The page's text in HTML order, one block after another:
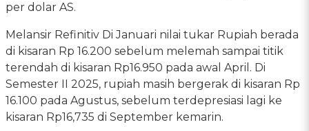
per dolar AS.
Melansir Refinitiv Di Januari nilai tukar Rupiah berada
di kisaran Rp 16.200 sebelum melemah sampai titik
terendah di kisaran Rp16.950 pada awal April. Di
Semester II 2025, rupiah masih bergerak di kisaran Rp
16.100 pada Agustus, sebelum terdepresiasi lagi ke
kisaran Rp16,735 di September kemarin.